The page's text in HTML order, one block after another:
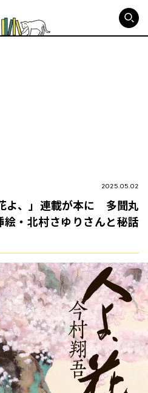
2025.05.02
よ、」連載が本に 多聞丸
・北村さゆりさんと秘話